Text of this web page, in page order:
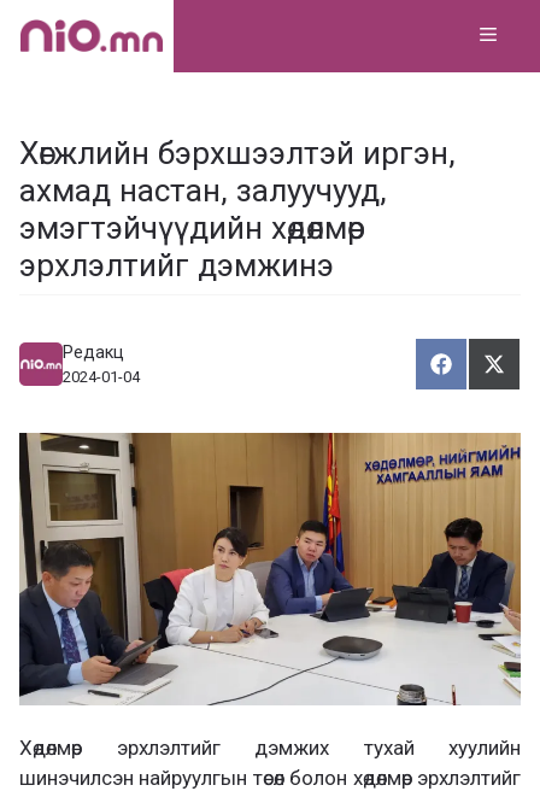
Skip
Хөгжлийн бэрхшээлтэй иргэн,
ахмад настан, залуучууд,
эмэгтэйчүүдийн хөдөлмөр
эрхлэлтийг дэмжинэ
Редакц
2024-01-04
Х
у
а
а
л
а
х
Т
ү
э
э
Хөдөлмөр эрхлэлтийг дэмжих тухай хуулийн
шинэчилсэн найруулгын төсөл болон хөдөлмөр эрхлэлтийг